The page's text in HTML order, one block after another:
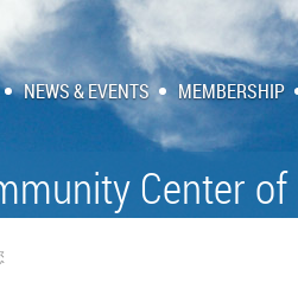
NEWS & EVENTS MEMBERSHIP
Center